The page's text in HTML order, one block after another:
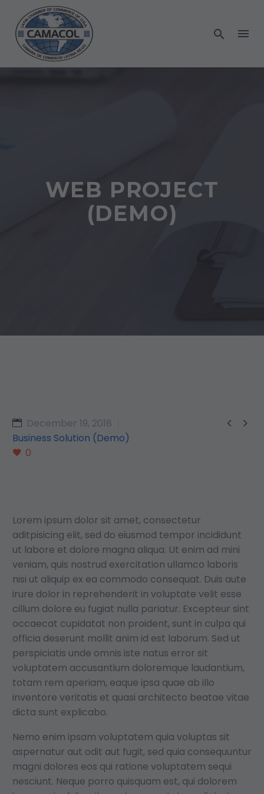
WEB PROJECT
(DEMO)
 
December 19, 2018
Business Solution (Demo)
0
Lorem ipsum dolor sit amet, consectetur
aditpisicing elit, sed do eiusmod tempor incididunt
ut labore et dolore magna aliqua. Ut enim ad mini
veniam, quis nostrud exercitation ullamco laboris
nisi ut aliquip ex ea commodo consequat. Duis aute
irure dolor in reprehenderit in voluptate velit esse
cillum dolore eu fugiat nulla pariatur. Excepteur sint
occaecat cupidatat non proident, sunt in culpa qui
officia deserunt mollit anim id est laborum. Sed ut
perspiciatis unde omnis iste natus error sit
voluptatem accusantium doloremque laudantium,
totam rem aperiam, eaque ipsa quae ab illo
inventore veritatis et quasi architecto beatae vitae
dicta sunt explicabo.
Nemo enim ipsam voluptatem quia voluptas sit
aspernatur aut odit aut fugit, sed quia consequuntur
magni dolores eos qui ratione voluptatem sequi
nesciunt. Neque porro quisquam est, qui dolorem